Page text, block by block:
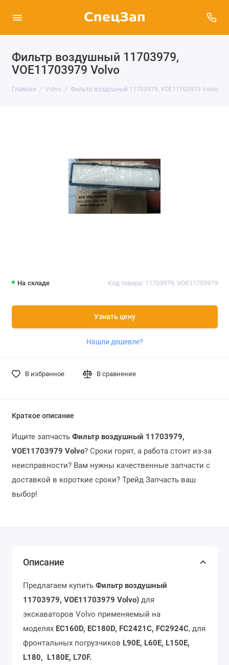
Фильтр воздушный 11703979,
VOE11703979 Volvo
Главная Volvo Фильтр воздушный 11703979, VOE11703979 Volvo
На складе Код товара: 11703979, VOE11703979
Узнать цену
Нашли дешевле?
В избранное В сравнение
Краткое описание
Ищите запчасть Фильтр воздушный 11703979,
VOE11703979 Volvo? Сроки горят, а работа стоит из-за
неисправности? Вам нужны качественные запчасти с
доставкой в короткие сроки? Трейд Запчасть ваш
выбор!
Описание
Предлагаем купить Фильтр воздушный
11703979, VOE11703979 Volvo) для
экскаваторов Volvo применяемый на
моделях EC160D, EC180D, FC2421C, FC2924C, для
фронтальных погрузчиков L90E, L60E, L150E,
L180, L180E, L70F.